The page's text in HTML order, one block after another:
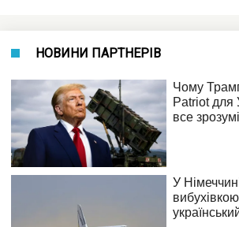
НОВИНИ ПАРТНЕРІВ